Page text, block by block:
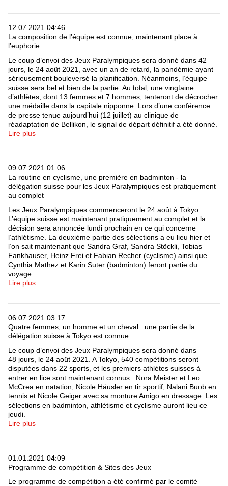
12.07.2021 04:46
La composition de l’équipe est connue, maintenant place à
l’euphorie
Le coup d’envoi des Jeux Paralympiques sera donné dans 42
jours, le 24 août 2021, avec un an de retard, la pandémie ayant
sérieusement bouleversé la planification. Néanmoins, l’équipe
suisse sera bel et bien de la partie. Au total, une vingtaine
d’athlètes, dont 13 femmes et 7 hommes, tenteront de décrocher
une médaille dans la capitale nipponne. Lors d’une conférence
de presse tenue aujourd’hui (12 juillet) au clinique de
réadaptation de Bellikon, le signal de départ définitif a été donné.
Lire plus
09.07.2021 01:06
La routine en cyclisme, une première en badminton - la
délégation suisse pour les Jeux Paralympiques est pratiquement
au complet
Les Jeux Paralympiques commenceront le 24 août à Tokyo.
L’équipe suisse est maintenant pratiquement au complet et la
décision sera annoncée lundi prochain en ce qui concerne
l’athlétisme. La deuxième partie des sélections a eu lieu hier et
l’on sait maintenant que Sandra Graf, Sandra Stöckli, Tobias
Fankhauser, Heinz Frei et Fabian Recher (cyclisme) ainsi que
Cynthia Mathez et Karin Suter (badminton) feront partie du
voyage.
Lire plus
06.07.2021 03:17
Quatre femmes, un homme et un cheval : une partie de la
délégation suisse à Tokyo est connue
Le coup d’envoi des Jeux Paralympiques sera donné dans
48 jours, le 24 août 2021. A Tokyo, 540 compétitions seront
disputées dans 22 sports, et les premiers athlètes suisses à
entrer en lice sont maintenant connus : Nora Meister et Leo
McCrea en natation, Nicole Häusler en tir sportif, Nalani Buob en
tennis et Nicole Geiger avec sa monture Amigo en dressage. Les
sélections en badminton, athlétisme et cyclisme auront lieu ce
jeudi.
Lire plus
01.01.2021 04:09
Programme de compétition & Sites des Jeux
Le programme de compétition a été confirmé par le comité